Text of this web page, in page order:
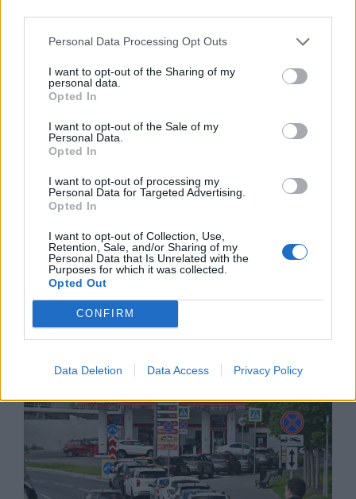
Personal Data Processing Opt Outs
I want to opt-out of the Sharing of my
personal data.
Opted In
I want to opt-out of the Sale of my
Personal Data.
Opted In
I want to opt-out of processing my
Personal Data for Targeted Advertising.
Opted In
I want to opt-out of Collection, Use,
Retention, Sale, and/or Sharing of my
Personal Data that Is Unrelated with the
Purposes for which it was collected.
Opted Out
CONFIRM
Data Deletion Data Access Privacy Policy
Белият дом спира проекти за
възобновяема енергия в САЩ
07.08.2026 / 18:00